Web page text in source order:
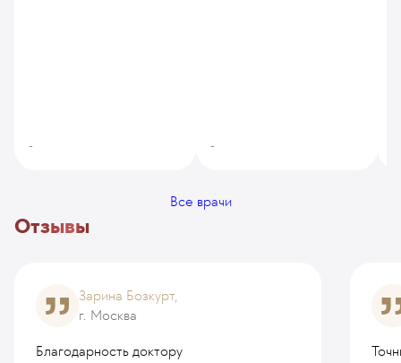
- -
Все врачи
Отзывы
Зарина Бозкурт,
г. Москва
Благодарность доктору